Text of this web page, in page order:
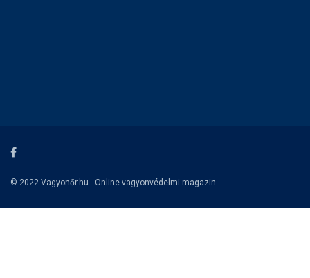
© 2022 Vagyonőr.hu - Online vagyonvédelmi magazin